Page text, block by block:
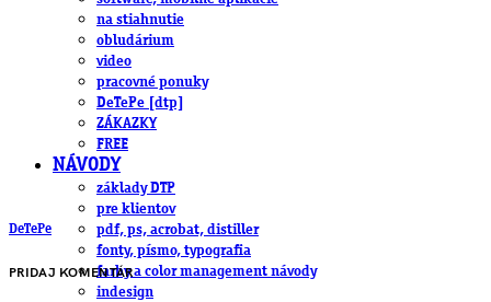
na stiahnutie
obludárium
video
pracovné ponuky
DeTePe [dtp]
ZÁKAZKY
FREE
NÁVODY
základy DTP
pre klientov
pdf, ps, acrobat, distiller
fonty, písmo, typografia
farby a color management návody
indesign
DeTePe
PRIDAJ KOMENTÁR